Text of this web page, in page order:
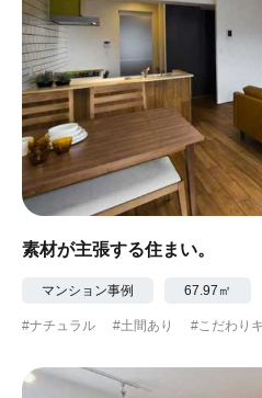
#コンクリート壁 #ガラ
#こだわりインテリア #
#自転車収納 #作り付けの
#黒板 #無垢の木
#ヘリンボーン床
#ふたり暮らし #子育てに
#スローライフ #自宅で仕
#ガーデニング
素材が主張する住まい。
マンション事例 67.97㎡
#ナチュラル #土間あり #こだわり